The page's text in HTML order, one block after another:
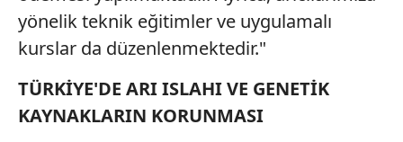
yönelik teknik eğitimler ve uygulamalı
kurslar da düzenlenmektedir."
TÜRKİYE'DE ARI ISLAHI VE GENETİK
KAYNAKLARIN KORUNMASI